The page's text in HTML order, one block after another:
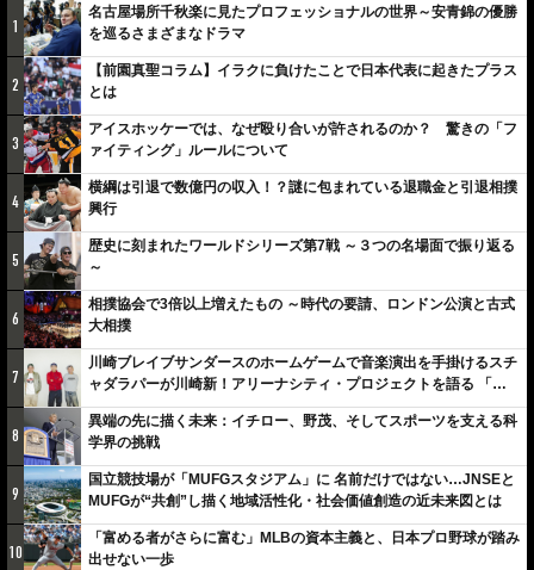
1
名古屋場所千秋楽に見たプロフェッショナルの世界～安青錦の優勝
を巡るさまざまなドラマ
2
【前園真聖コラム】イラクに負けたことで日本代表に起きたプラス
とは
3
アイスホッケーでは、なぜ殴り合いが許されるのか？ 驚きの「フ
ァイティング」ルールについて
4
横綱は引退で数億円の収入！？謎に包まれている退職金と引退相撲
興行
5
歴史に刻まれたワールドシリーズ第7戦 ～３つの名場面で振り返る
～
6
相撲協会で3倍以上増えたもの ～時代の要請、ロンドン公演と古式
大相撲
7
川崎ブレイブサンダースのホームゲームで音楽演出を手掛けるスチ
ャダラパーが川崎新！アリーナシティ・プロジェクトを語る 「楽
しみでしかないでしょ。川崎は、ずっと成長曲線だから」
8
異端の先に描く未来：イチロー、野茂、そしてスポーツを支える科
学界の挑戦
9
国立競技場が「MUFGスタジアム」に 名前だけではない…JNSEと
MUFGが“共創”し描く地域活性化・社会価値創造の近未来図とは
10
「富める者がさらに富む」MLBの資本主義と、日本プロ野球が踏み
出せない一歩